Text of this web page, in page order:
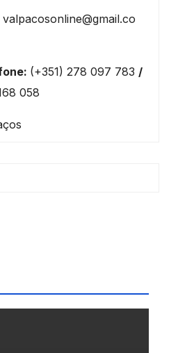
valpacosonline@gmail.co
(+351) 278 097 783 /
058